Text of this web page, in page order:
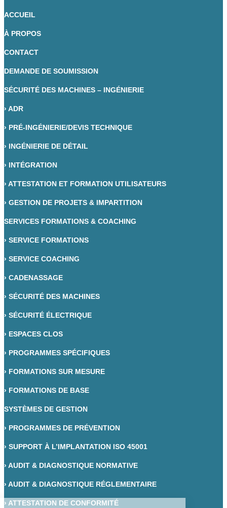
ACCUEIL
À PROPOS
CONTACT
DEMANDE DE SOUMISSION
SÉCURITÉ DES MACHINES – INGÉNIERIE
› ADR
› PRÉ-INGÉNIERIE/DEVIS TECHNIQUE
› INGÉNIERIE DE DÉTAIL
› INTÉGRATION
› ATTESTATION ET FORMATION UTILISATEURS
› GESTION DE PROJETS & IMPARTITION
SERVICES FORMATIONS & COACHING
› SERVICE FORMATIONS
› SERVICE COACHING
› CADENASSAGE
› SÉCURITÉ DES MACHINES
› SÉCURITÉ ÉLECTRIQUE
› ESPACES CLOS
› PROGRAMMES SPÉCIFIQUES
› FORMATIONS SUR MESURE
› FORMATIONS DE BASE
SYSTÈMES DE GESTION
› PROGRAMMES DE PRÉVENTION
› SUPPORT À L’IMPLANTATION ISO 45001
› AUDIT & DIAGNOSTIQUE NORMATIVE
› AUDIT & DIAGNOSTIQUE RÉGLEMENTAIRE
› ATTESTATION DE CONFORMITÉ